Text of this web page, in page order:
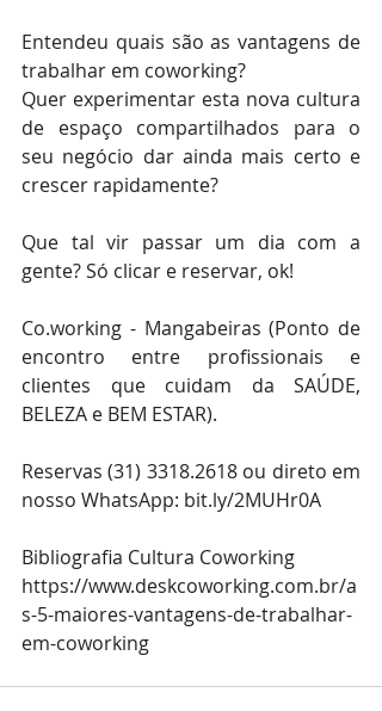
Entendeu quais são as vantagens de
trabalhar em coworking?
Quer experimentar esta nova cultura
de espaço compartilhados para o
seu negócio dar ainda mais certo e
crescer rapidamente?
Que tal vir passar um dia com a
gente? Só clicar e reservar, ok!
Co.working - Mangabeiras (Ponto de
encontro entre profissionais e
clientes que cuidam da SAÚDE,
BELEZA e BEM ESTAR).
Reservas (31) 3318.2618 ou direto em
nosso WhatsApp: bit.ly/2MUHr0A
Bibliografia Cultura Coworking
https://www.deskcoworking.com.br/a
s-5-maiores-vantagens-de-trabalhar-
em-coworking